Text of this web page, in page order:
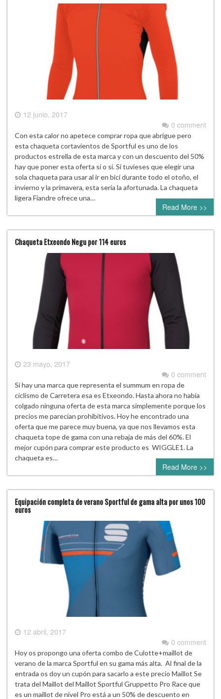
12 junio, 2017
0 comment
Con esta calor no apetece comprar ropa que abrigue pero
esta chaqueta cortavientos de Sportful es uno de los
productos estrella de esta marca y con un descuento del 50%
hay que poner esta oferta sí o sí. Si tuvieses que elegir una
sola chaqueta para usar al ir en bici durante todo el otoño, el
invierno y la primavera, esta sería la afortunada. La chaqueta
ligera Fiandre ofrece una…
Read More >>
Chaqueta Etxeondo Negu por 114 euros
23 mayo, 2017
0 comment
Si hay una marca que representa el summum en ropa de
ciclismo de Carretera esa es Etxeondo. Hasta ahora no había
colgado ninguna oferta de esta marca simplemente porque los
precios me parecían prohibitivos. Hoy he encontrado una
oferta que me parece muy buena, ya que nos llevamos esta
chaqueta tope de gama con una rebaja de más del 60%. El
mejor cupón para comprar este producto es WIGGLE1. La
chaqueta es…
Read More >>
Equipación completa de verano Sportful de gama alta por unos 100
euros
12 abril, 2017
0 comment
Hoy os propongo una oferta combo de Culotte+maillot de
verano de la marca Sportful en su gama más alta. Al final de la
entrada os doy un cupón para sacarlo a este precio Maillot Se
trata del Maillot del Maillot Sportful Gruppetto Pro Race que
es un maillot de nivel Pro está a un 50% de descuento en